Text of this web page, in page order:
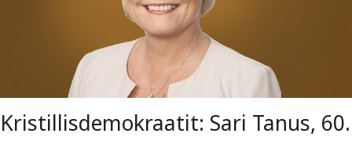
Kristillisdemokraatit: Sari Tanus, 60.